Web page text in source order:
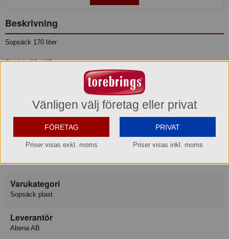
Beskrivning
Sopsäck 170 liter
Storlek: 80x125 cm
Produktinformation
Varumärke
Varukategori
Sopsäck plast
Leverantör
Abena AB
Vänligen välj företag eller privat
FÖRETAG
Priser visas exkl. moms
PRIVAT
Priser visas inkl. moms